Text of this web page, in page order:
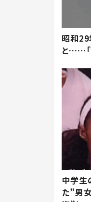
昭和29
と……「
中学生
た”男